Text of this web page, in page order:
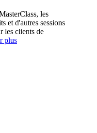
les
et d'autres sessions
les clients de
plus